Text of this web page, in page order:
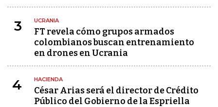
3 UCRANIA
FT revela cómo grupos armados
colombianos buscan entrenamiento
en drones en Ucrania
4 HACIENDA
César Arias será el director de Crédito
Público del Gobierno de la Espriella